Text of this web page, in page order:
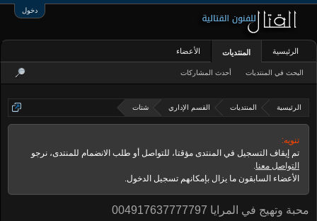
دخول
الرئيسية المنتديات القسم الإداري شتات
تنويه:
تم إيقاف التسجيل في المنتدى مؤقتا، للتواصل أو طلب الانضمام للمنتدى، نرجو
التواصل معنا.
الأعضاء السابقون ما يزال بإمكانهم تسجيل الدخول.
محبة وتهيج في المرايا 004917637777797
الرئيسية المنتديات
البحث في المنتديات أحدث المشاركات
الأعضاء